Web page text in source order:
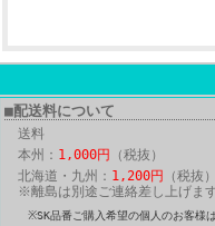
■配送料について
送料
本州： 1,000円
（税抜）
北海道・九州： 1,200円
（税抜）
※離島は別途ご連絡差し上げます
※SK品番ご購入希望の個人のお客様